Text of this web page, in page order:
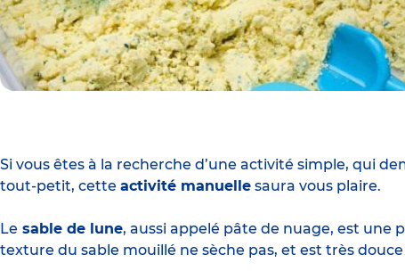
Si vous êtes à la recherche d’une activité simple, qui
tout-petit, cette activité manuelle saura vous plaire.
Le sable de lune, aussi appelé pâte de nuage, est une
texture du sable mouillé ne sèche pas, et est très